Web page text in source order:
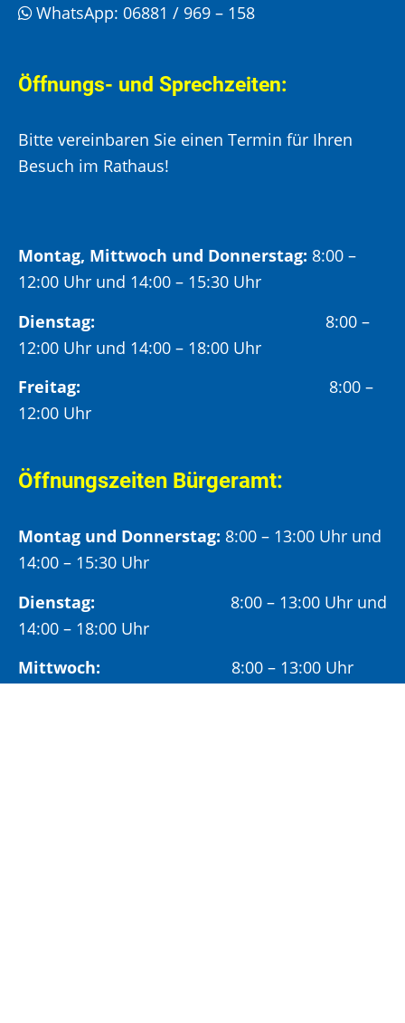
WhatsApp: 06881 / 969 – 158
Öffnungs- und Sprechzeiten:
Bitte vereinbaren Sie einen Termin für Ihren
Besuch im Rathaus!
Montag, Mittwoch und Donnerstag: 8:00 –
12:00 Uhr und 14:00 – 15:30 Uhr
Dienstag: 8:00 –
12:00 Uhr und 14:00 – 18:00 Uhr
Freitag:
8:00 –
12:00 Uhr
Öffnungszeiten Bürgeramt:
Montag und Donnerstag: 8:00 – 13:00 Uhr und
14:00 – 15:30 Uhr
Dienstag: 8:00 – 13:00 Uhr und
14:00 – 18:00 Uhr
Mittwoch: 8:00 – 13:00 Uhr